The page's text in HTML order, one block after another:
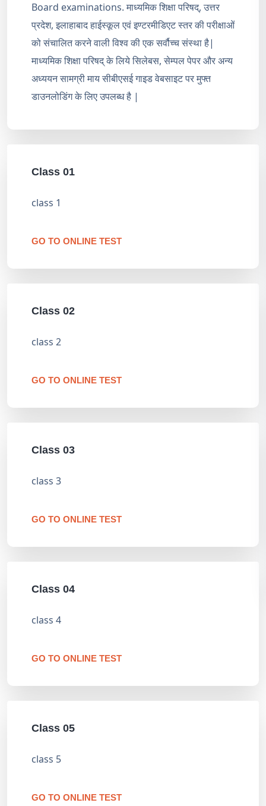
Board examinations. माध्यमिक शिक्षा परिषद्, उत्तर
प्रदेश, इलाहाबाद हाईस्कूल एवं इण्टरमीडिएट स्तर की परीक्षाओं
को संचालित करने वाली विश्व की एक सर्वौच्च संस्था है|
माध्यमिक शिक्षा परिषद् के लिये सिलेबस, सेम्पल पेपर और अन्य
अध्ययन सामग्री माय सीबीएसई गाइड वेबसाइट पर मुफ्त
डाउनलोडिंग के लिए उपलब्ध है |
Class 01
class 1
GO TO ONLINE TEST
Class 02
class 2
GO TO ONLINE TEST
Class 03
class 3
GO TO ONLINE TEST
Class 04
class 4
GO TO ONLINE TEST
Class 05
class 5
GO TO ONLINE TEST